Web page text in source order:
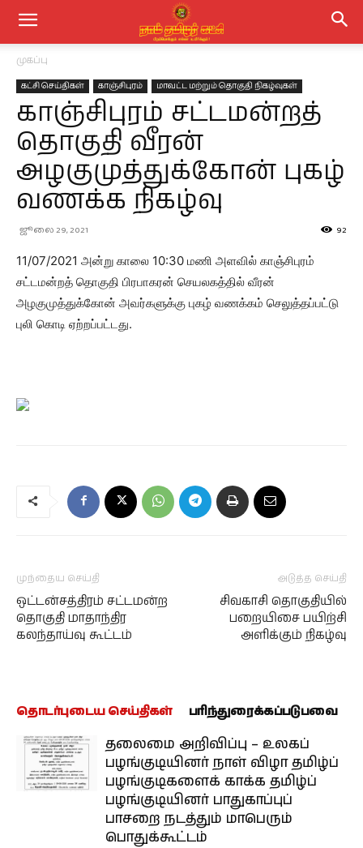
முகப்பு
கட்சி செய்திகள் காஞ்சிபுரம் மாவட்ட மற்றும் தொகுதி நிகழ்வுகள்
காஞ்சிபுரம் சட்டமன்றத்
தொகுதி வீரன்
அழகுமுத்துக்கோன் புகழ்
வணக்க நிகழ்வு
ஜூலை 29, 2021 92
11/07/2021 அன்று காலை 10:30 மணி அளவில் காஞ்சிபுரம்
சட்டமன்றத் தொகுதி பிரபாகரன் செயலகத்தில் வீரன்
அழகுமுத்துக்கோன் அவர்களுக்கு புகழ் வணக்கம் செலுத்தப்பட்டு
புலி கொடி ஏற்றப்பட்டது.
முந்தைய செய்தி
ஒட்டன்சத்திரம் சட்டமன்ற
தொகுதி மாதாந்திர
கலந்தாய்வு கூட்டம்
அடுத்த செய்தி
சிவகாசி தொகுதியில்
பறையிசை பயிற்சி
அளிக்கும் நிகழ்வு
தொடர்புடைய செய்திகள் பரிந்துரைக்கப்படுபவை
தலைமை அறிவிப்பு – உலகப்
பழங்குடியினர் நாள் விழா தமிழ்ப்
பழங்குடிகளைக் காக்க தமிழ்ப்
பழங்குடியினர் பாதுகாப்புப்
பாசறை நடத்தும் மாபெரும்
பொதுக்கூட்டம்